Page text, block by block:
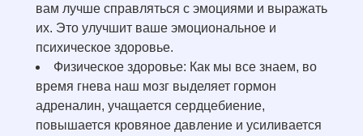
вам лучше справляться с эмоциями и выражать
их. Это улучшит ваше эмоциональное и
психическое здоровье.
Физическое здоровье: Как мы все знаем, во
время гнева наш мозг выделяет гормон
адреналин, учащается сердцебиение,
повышается кровяное давление и усиливается